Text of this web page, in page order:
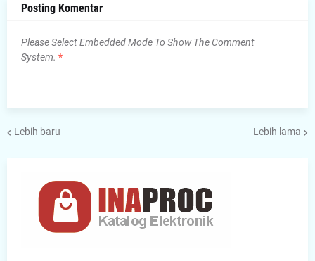
Posting Komentar
Please Select Embedded Mode To Show The Comment
System. *
Lebih baru Lebih lama